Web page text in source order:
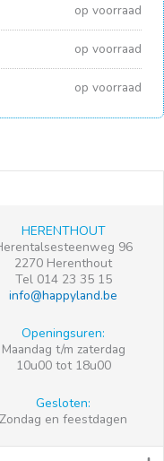
op voorraad
op voorraad
op voorraad
HERENTHOUT
96
2270 Herenthout
Tel 014 23 35 15
info@happyland.be
Openingsuren:
Maandag t/m zaterdag
10u00 tot 18u00
Gesloten:
Zondag en feestdagen